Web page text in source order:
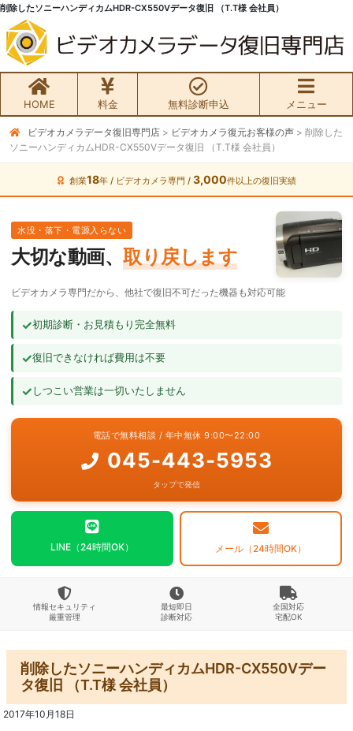
削除したソニーハンディカムHDR-CX550Vデータ復旧 （T.T様 会社員）
HOME 料金 無料診断申込 メニュー
無料初期診断お申込み
ビデオカメラ データ復旧HOME
料金・メニュー
サービスの流れ
よくあるご質問
ビデオカメラデータ復旧専門店 > ビデオカメラ復元お客様の声 > 削除した
ソニーハンディカムHDR-CX550Vデータ復旧 （T.T様 会社員）
創業18年 / ビデオカメラ専門 / 3,000件以上の復旧実績
水没・落下・電源入らない
大切な動画、 取り戻します
ビデオカメラ専門だから、他社で復旧不可だった機器も対応可能
✓初期診断・お見積もり完全無料
✓復旧できなければ費用は不要
✓しつこい営業は一切いたしません
電話で無料相談 / 年中無休 9:00〜22:00
045-443-5953
タップで発信
LINE（24時間OK） メール（24時間OK）
情報セキュリティ
厳重管理
最短即日
診断対応
全国対応
宅配OK
削除したソニーハンディカムHDR-CX550Vデー
タ復旧 （T.T様 会社員）
2017年10月18日